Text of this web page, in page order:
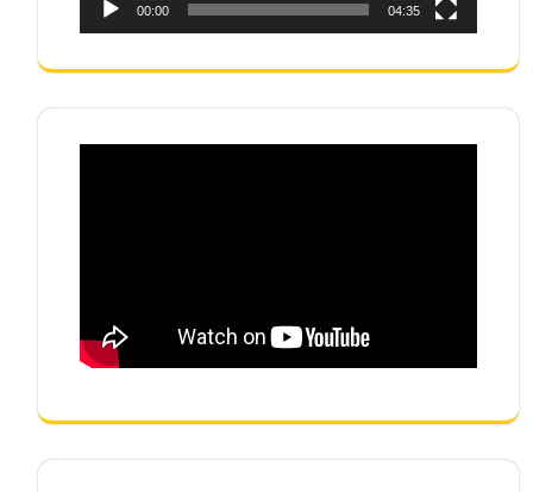
00:00 04:35